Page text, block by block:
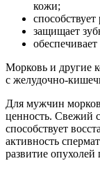
кожи;
защищает
Морковь и другие
с желудочно-
Для мужчин
ценность. Свежий
способствует
активность
развитие опухолей